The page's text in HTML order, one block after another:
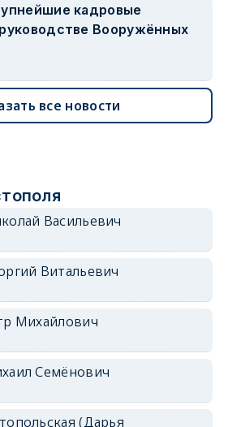
кадровые
Вооружённых
все новости
Васильевич
Витальевич
Михайлович
Семёнович
(Дарья